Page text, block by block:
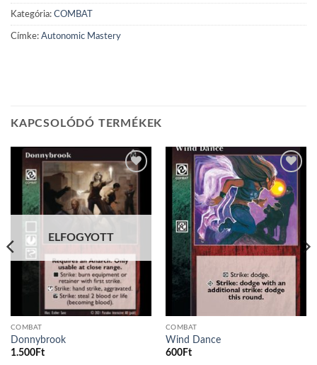
Kategória: COMBAT
Címke: Autonomic Mastery
KAPCSOLÓDÓ TERMÉKEK
Add to
wishlist
ELFOGYOTT
COMBAT
Donnybrook
1.500Ft
Add to
wishlist
COMBAT
Wind Dance
600Ft